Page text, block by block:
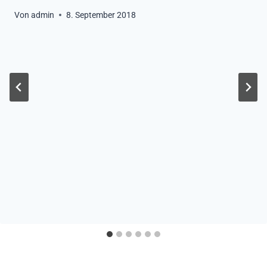
Von admin 8. September 2018